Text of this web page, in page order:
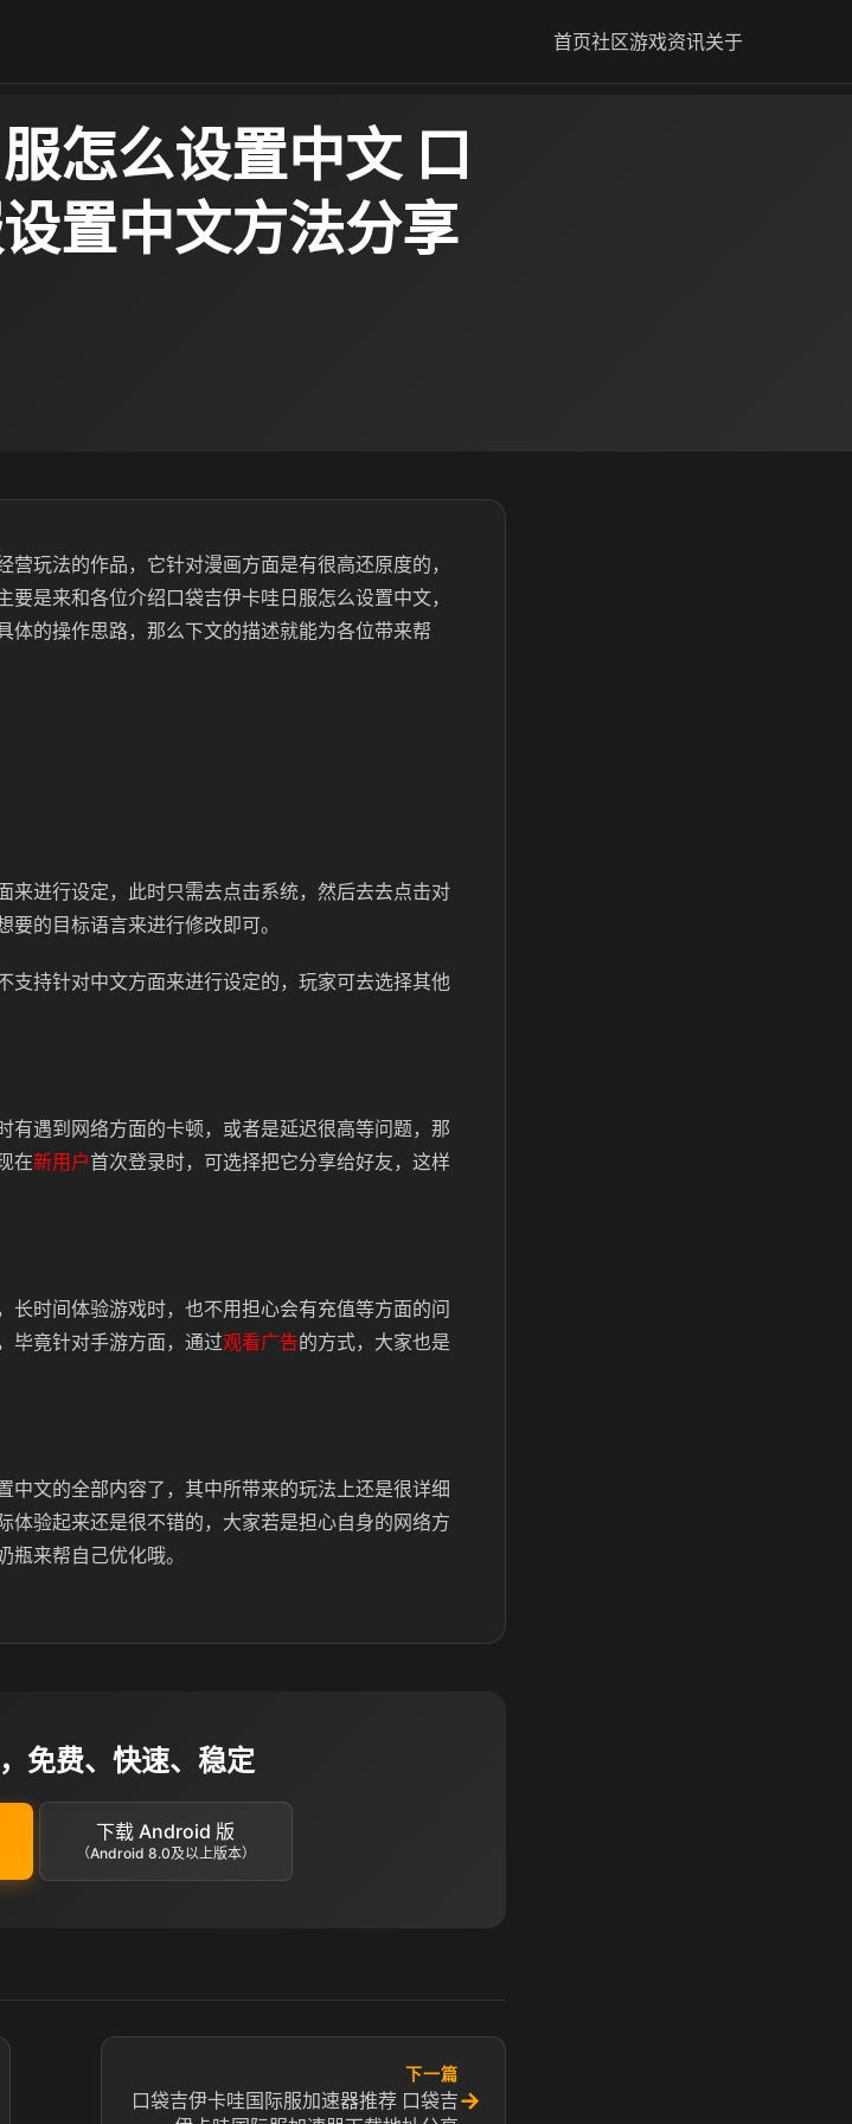
首页社区游戏资讯关于
怎么设置中文 口
置中文方法分享
玩法的作品，它针对漫画方面是有很高还原度的，
是来和各位介绍口袋吉伊卡哇日服怎么设置中文，
体的操作思路，那么下文的描述就能为各位带来帮
来进行设定，此时只需去点击系统，然后去去点击对
的目标语言来进行修改即可。
支持针对中文方面来进行设定的，玩家可去选择其他
有遇到网络方面的卡顿，或者是延迟很高等问题，那
在新用户首次登录时，可选择把它分享给好友，这样
长时间体验游戏时，也不用担心会有充值等方面的问
毕竟针对手游方面，通过观看广告的方式，大家也是
中文的全部内容了，其中所带来的玩法上还是很详细
体验起来还是很不错的，大家若是担心自身的网络方
来帮自己优化哦。
免费、快速、稳定
下载 Android 版
（Android 8.0及以上版本）
下一篇
口袋吉伊卡哇国际服加速器推荐 口袋吉→